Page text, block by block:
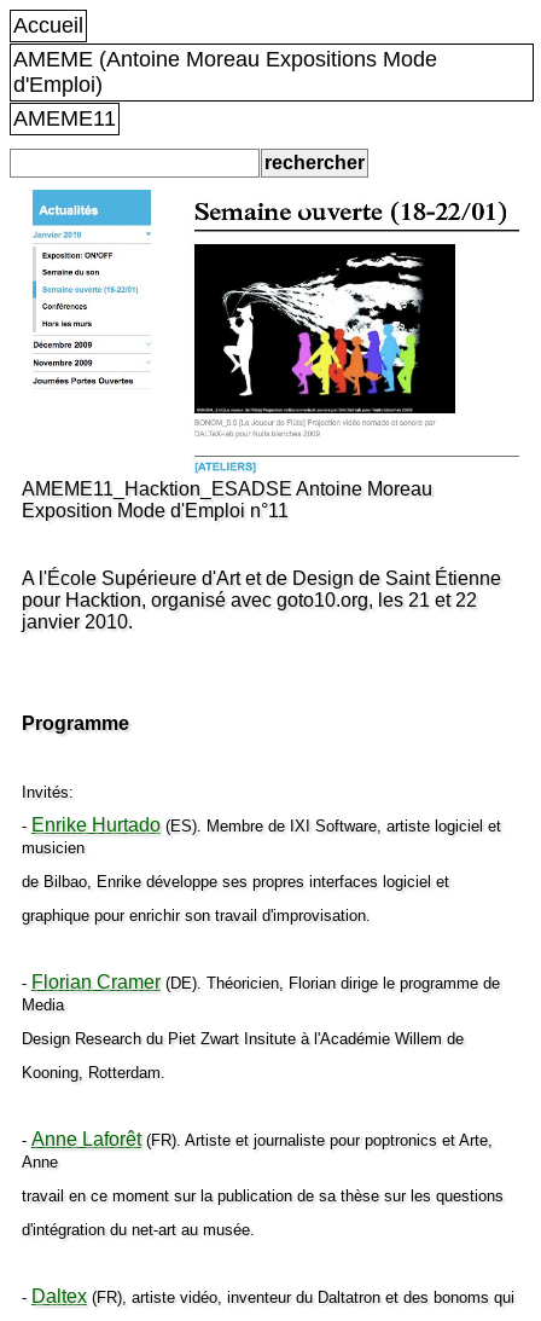
Accueil
AMEME (Antoine Moreau Expositions Mode
d'Emploi)
AMEME11
AMEME11_Hacktion_ESADSE Antoine Moreau
Exposition Mode d'Emploi n°11
A l'École Supérieure d'Art et de Design de Saint Étienne
pour Hacktion, organisé avec goto10.org, les 21 et 22
janvier 2010.
Programme
Invités:
- Enrike Hurtado(ES). Membre de IXI Software, artiste logiciel et
musicien
de Bilbao, Enrike développe ses propres interfaces logiciel et
graphique pour enrichir son travail d'improvisation.
- Florian Cramer (DE). Théoricien, Florian dirige le programme de
Media
Design Research du Piet Zwart Insitute à l'Académie Willem de
Kooning, Rotterdam.
- Anne Laforêt(FR). Artiste et journaliste pour poptronics et Arte,
Anne
travail en ce moment sur la publication de sa thèse sur les questions
d'intégration du net-art au musée.
- Daltex (FR), artiste vidéo, inventeur du Daltatron et des bonoms qui